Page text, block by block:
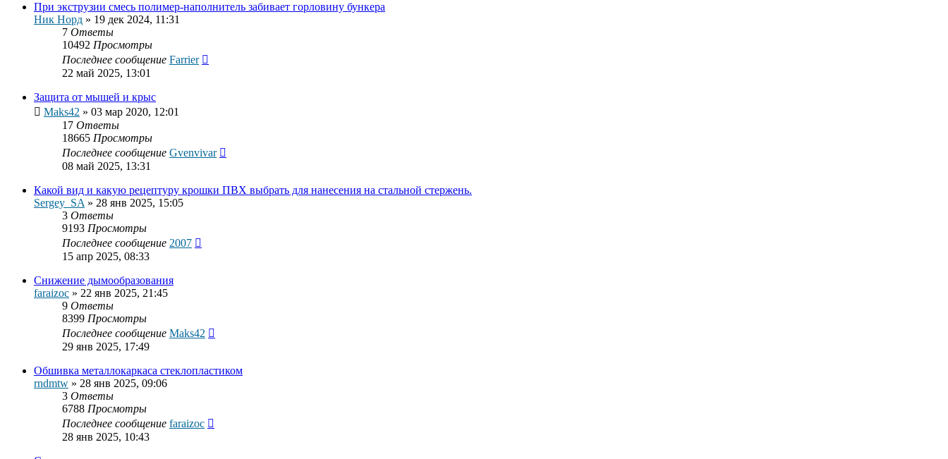
При экструзии смесь полимер-наполнитель забивает горловину бункера
Ник Норд » 19 дек 2024, 11:31
7 Ответы
10492 Просмотры
Последнее сообщение Farrier
22 май 2025, 13:01
Защита от мышей и крыс
Maks42 » 03 мар 2020, 12:01
17 Ответы
18665 Просмотры
Последнее сообщение Gvenvivar
08 май 2025, 13:31
Какой вид и какую рецептуру крошки ПВХ выбрать для нанесения на стальной стержень.
Sergey_SA» 28 янв 2025, 15:05
3 Ответы
9193 Просмотры
Последнее сообщение 2007
15 апр 2025, 08:33
Снижение дымообразования
faraizoc » 22 янв 2025, 21:45
9 Ответы
8399 Просмотры
Последнее сообщение Maks42
29 янв 2025, 17:49
Обшивка металлокаркаса стеклопластиком
rndmtw » 28 янв 2025, 09:06
3 Ответы
6788 Просмотры
Последнее сообщение faraizoc
28 янв 2025, 10:43